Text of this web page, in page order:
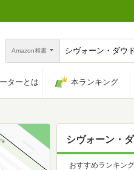
Amazon和書
ターとは 本ランキング
シヴォーン・
おすすめランキング